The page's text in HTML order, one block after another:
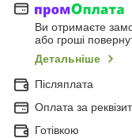
Ви отримаєте
або гроші
Детальніше
Післяплата
Оплата за
Готівкою